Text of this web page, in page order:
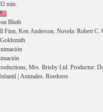
min.
Bluth
Finn, Ken Anderson. Novela: Robert C.
Mrs. Brisby Ltd. Productor:
| Animales. Roedores